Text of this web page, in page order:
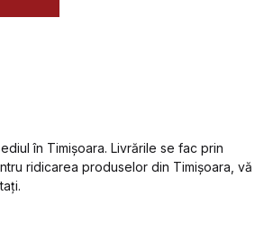
în Timișoara. Livrările se fac prin
ridicarea produselor din Timișoara, vă